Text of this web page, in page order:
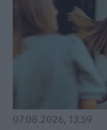
07.08.2026, 13:59